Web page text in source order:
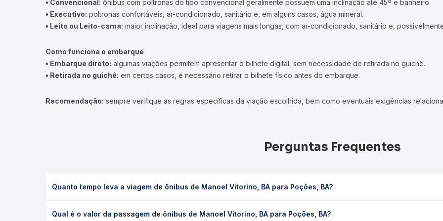
• Convencional: ônibus com poltronas do tipo convencional geralmente possuem uma inclinação até 45º e banheiro.
• Executivo: poltronas confortáveis, ar-condicionado, sanitário e, em alguns casos, água mineral.
• Leito ou Leito-cama: maior inclinação, ideal para viagens mais longas, com ar-condicionado, sanitário e,
Como funciona o embarque
• Embarque direto: algumas viações permitem apresentar o bilhete digital, sem necessidade de retirada no guichê.
• Retirada no guichê: em certos casos, é necessário retirar o bilhete físico antes do embarque.
Recomendação: sempre verifique as regras específicas da viação escolhida, bem como eventuais exigências
Perguntas Frequentes
Quanto tempo leva a viagem de ônibus de Manoel Vitorino, BA para Poções, BA?
leito) e as condições de tráfego. Na Quero Passagem você consulta os horários disponíveis e vê a duração exata de
Qual é o valor da passagem de ônibus de Manoel Vitorino, BA para Poções, BA?